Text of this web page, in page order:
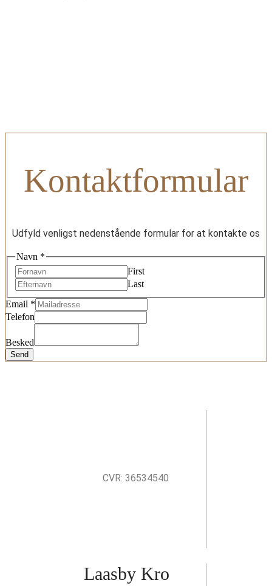
Kontaktformular
Udfyld venligst nedenstående formular for at kontakte os
Navn *
First
Last
Email *
Telefon
Besked
Send
CVR: 36534540
Laasby Kro